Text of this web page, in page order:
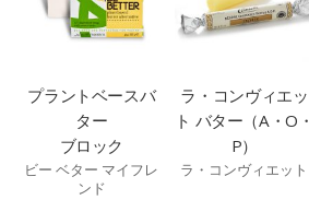
プラントベースバ
ター
ブロック
ビー ベター マイフレ
ンド
ラ・コンヴィエッ
ト バター（A・O・
P）
ラ・コンヴィエット